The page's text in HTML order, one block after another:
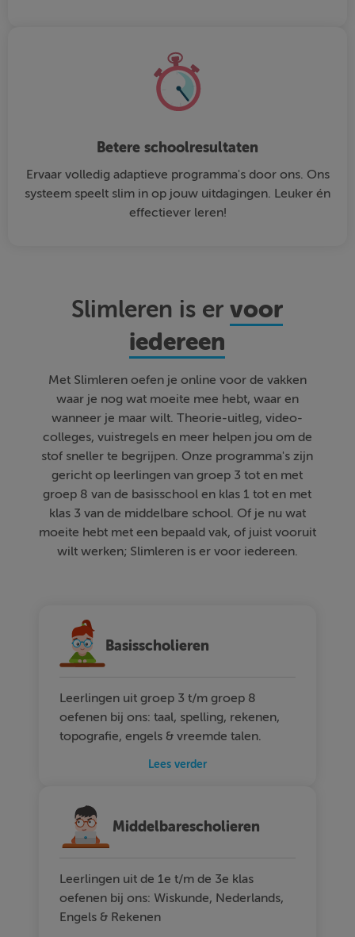
Betere schoolresultaten
Ervaar volledig adaptieve programma's door ons. Ons
systeem speelt slim in op jouw uitdagingen. Leuker én
effectiever leren!
Slimleren is ervoor
iedereen
Met Slimleren oefen je online voor de vakken
waar je nog wat moeite mee hebt, waar en
wanneer je maar wilt. Theorie-uitleg, video-
colleges, vuistregels en meer helpen jou om de
stof sneller te begrijpen. Onze programma's zijn
gericht op leerlingen van groep 3 tot en met
groep 8 van de basisschool en klas 1 tot en met
klas 3 van de middelbare school. Of je nu wat
moeite hebt met een bepaald vak, of juist vooruit
wilt werken; Slimleren is er voor iedereen.
Basisscholieren
Leerlingen uit groep 3 t/m groep 8
oefenen bij ons: taal, spelling, rekenen,
topografie, engels & vreemde talen.
Lees verder
Middelbarescholieren
Leerlingen uit de 1e t/m de 3e klas
oefenen bij ons: Wiskunde, Nederlands,
Engels & Rekenen